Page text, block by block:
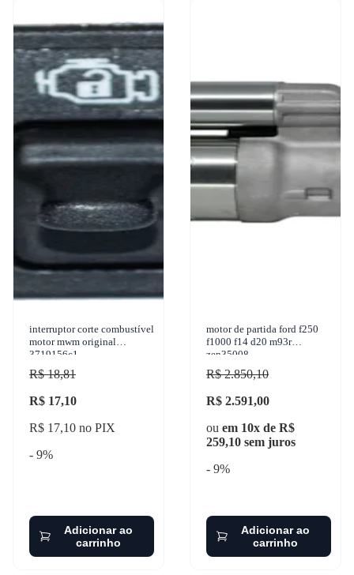
interruptor corte combustível
motor mwm original
3719156c1
R$ 18,81
R$ 17,10
R$ 17,10 no PIX
- 9%
Adicionar ao
carrinho
motor de partida ford f250
f1000 f14 d20 m93r
zen35008
R$ 2.850,10
R$ 2.591,00
ou em 10x de R$
259,10 sem juros
- 9%
Adicionar ao
carrinho